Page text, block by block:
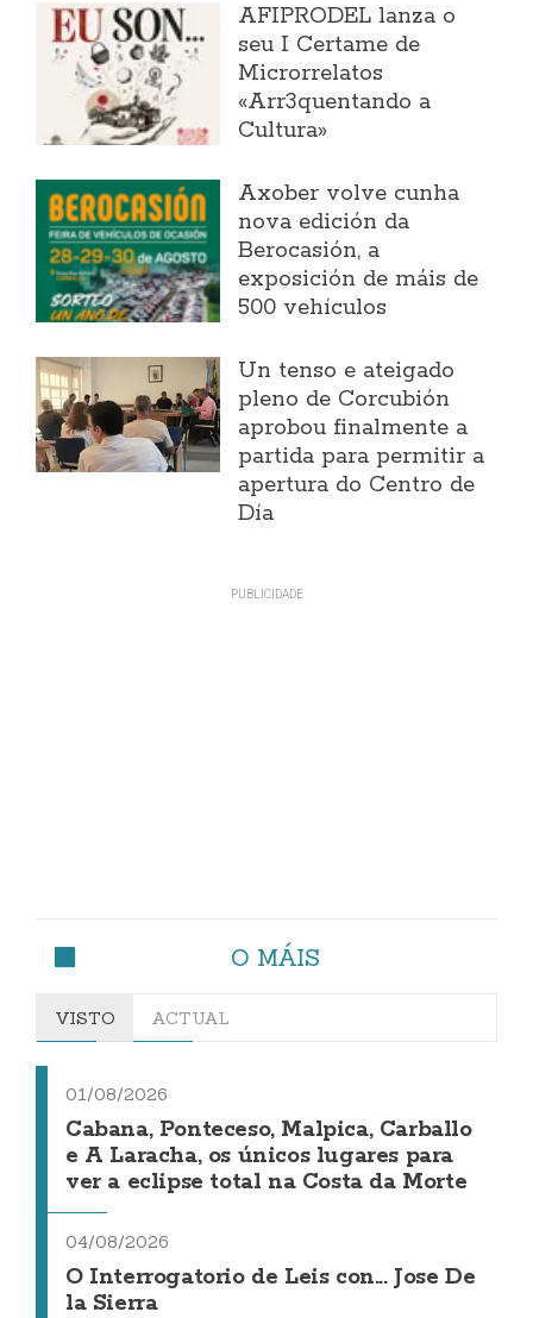
AFIPRODEL lanza o
seu I Certame de
Microrrelatos
«Arr3quentando a
Cultura»
Axober volve cunha
nova edición da
Berocasión, a
exposición de máis de
500 vehículos
Un tenso e ateigado
pleno de Corcubión
aprobou finalmente a
partida para permitir a
apertura do Centro de
Día
O MÁIS
VISTO ACTUAL
01/08/2026
Cabana, Ponteceso, Malpica, Carballo
e A Laracha, os únicos lugares para
ver a eclipse total na Costa da Morte
04/08/2026
O Interrogatorio de Leis con... Jose De
la Sierra